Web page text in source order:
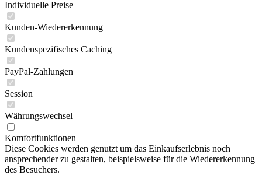
Individuelle Preise
Kunden-Wiedererkennung
Kundenspezifisches Caching
PayPal-Zahlungen
Session
Währungswechsel
Komfortfunktionen
Diese Cookies werden genutzt um das Einkaufserlebnis noch
ansprechender zu gestalten, beispielsweise für die Wiedererkennung
des Besuchers.